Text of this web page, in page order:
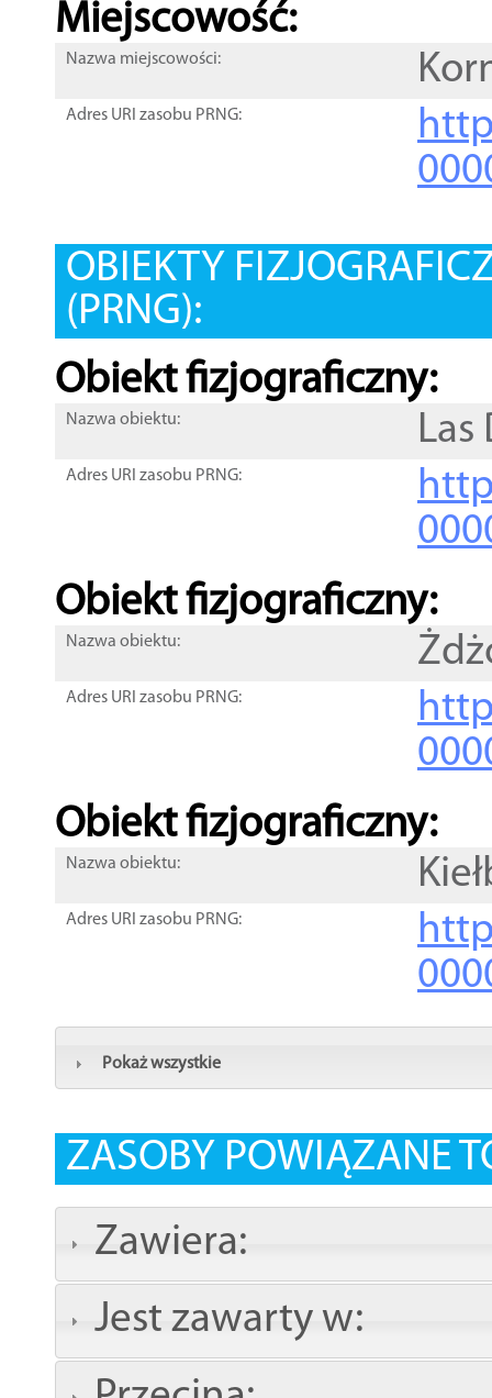
Miejscowość:
Nazwa miejscowości:
Adres URI zasobu PRNG:
OBIEKTY
(PRNG):
Obiekt fizjograficzny:
Nazwa obiektu: Las
Adres URI zasobu PRNG:
Obiekt fizjograficzny:
Nazwa obiektu:
Adres URI zasobu PRNG:
Obiekt fizjograficzny:
Nazwa obiektu:
Adres URI zasobu PRNG:
Pokaż wszystkie
ZASOBY POWIĄZANE
Zawiera:
Jest zawarty w: